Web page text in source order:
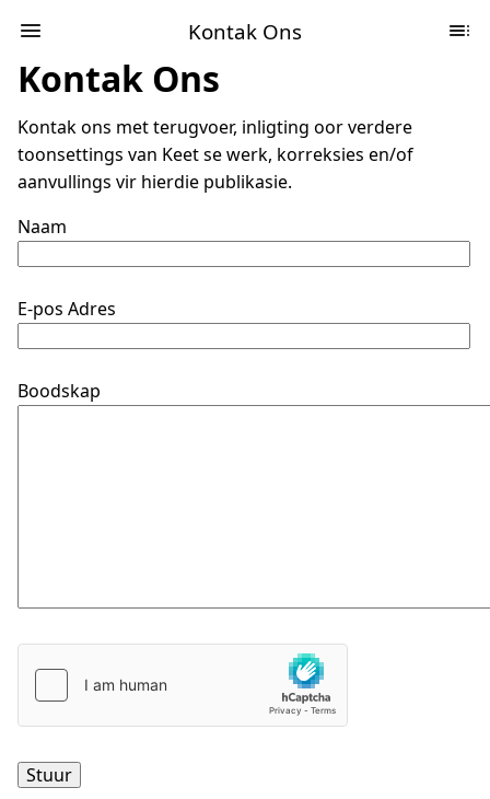
Kontak Ons
Kontak Ons
Kontak ons met terugvoer, inligting oor verdere
toonsettings van Keet se werk, korreksies en/of
aanvullings vir hierdie publikasie.
Naam
E-pos Adres
Boodskap
Stuur